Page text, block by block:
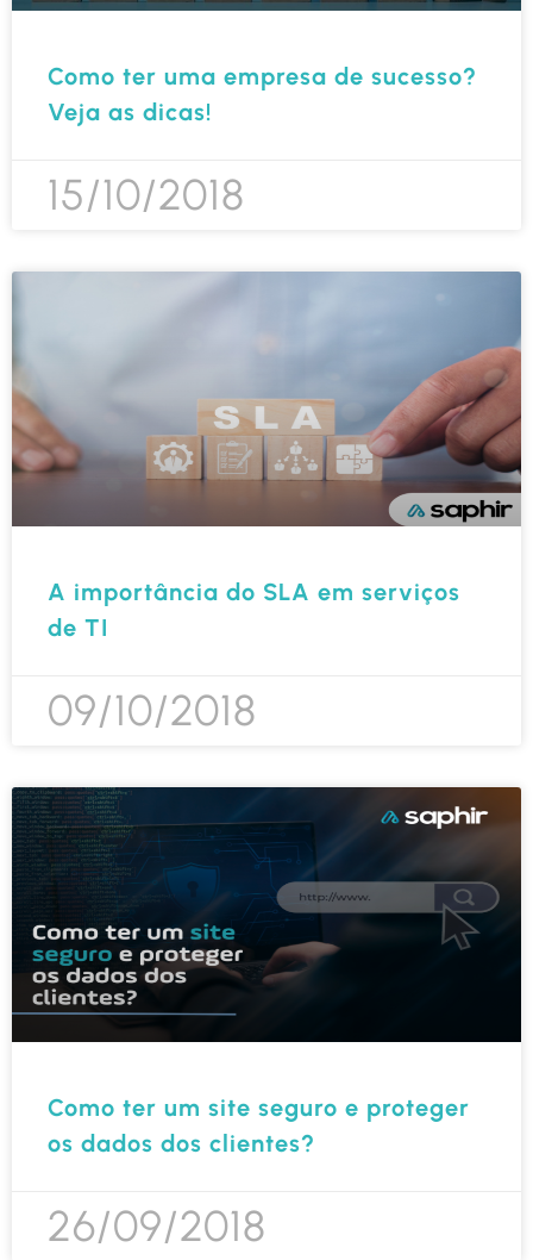
Como ter uma empresa de sucesso?
Veja as dicas!
15/10/2018
A importância do SLA em serviços
de TI
09/10/2018
Como ter um site seguro e proteger
os dados dos clientes?
26/09/2018